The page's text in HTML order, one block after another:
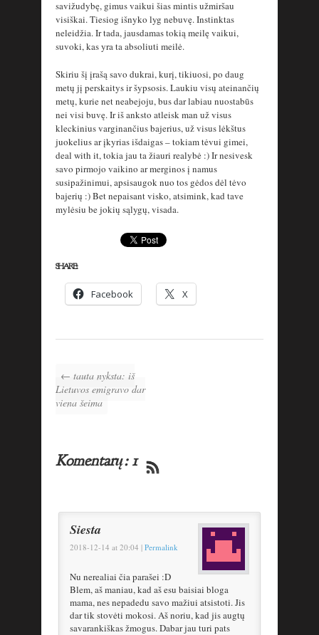
savižudybę, gimus vaikui šias mintis užmiršau
visiškai. Tiesiog išnyko lyg nebuvę. Instinktas
neleidžia. Ir tada, jausdamas tokią meilę vaikui,
suvoki, kas yra ta absoliuti meilė.
Skiriu šį įrašą savo dukrai, kurį, tikiuosi, po daug
metų jį perskaitys ir šypsosis. Laukiu visų ateinančių
metų, kurie net neabejoju, bus dar labiau nuostabūs
nei visi buvę. Ir iš anksto atleisk man už visus
kleckinius varginančius bajerius, už visus lėkštus
juokelius ar įkyrias išdaigas – tokiam tėvui gimei,
deal with it, tokia jau ta žiauri realybė :) Ir nesivesk
savo pirmojo vaikino ar merginos į namus
susipažinimui, apsisaugok nuo tos gėdos dėl tėvo
bajerių :) Bet nepaisant visko, atsimink, kad tave
mylėsiu be jokių sąlygų, visada.
SHARE:
Facebook X
← tauta nyksta: iš
Lietuvos emigravo dar
viena šeima
Komentarų: 1
Siesta
2018-12-14 at 20:04 | Permalink
Nu nerealiai čia parašei :D
Blem, aš maniau, kad aš esu baisiai bloga
mama, nes nepadedu savo mažiui atsistoti. Jis
dar tik stovėti mokosi. Aš noriu, kad jis augtų
savarankiškas žmogus. Dabar jau turi pats